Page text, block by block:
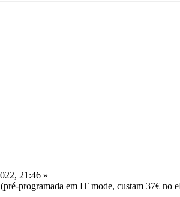
21:46 »
programada em IT mode, custam 37€